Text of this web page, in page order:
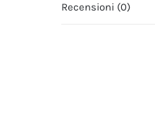
Recensioni (0)